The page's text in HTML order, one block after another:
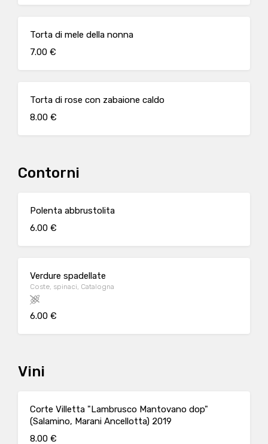
Torta di mele della nonna
7.00 €
Torta di rose con zabaione caldo
8.00 €
Contorni
Polenta abbrustolita
6.00 €
Verdure spadellate
Coste, spinaci, Catalogna
6.00 €
Vini
Corte Villetta "Lambrusco Mantovano dop"
(Salamino, Marani Ancellotta) 2019
8.00 €